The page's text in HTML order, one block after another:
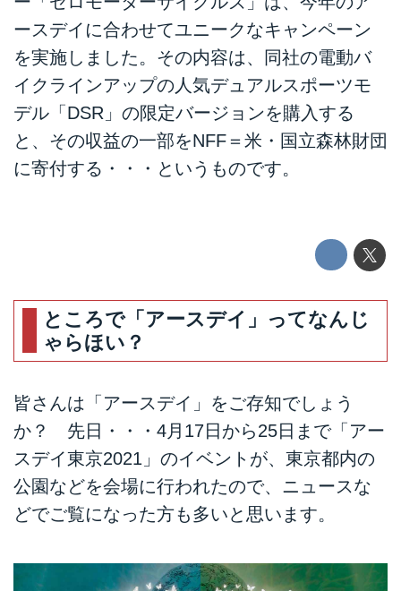
ースデイに合わせてユニークなキャンペーン
を実施しました。その内容は、同社の電動バ
イクラインアップの人気デュアルスポーツモ
デル「DSR」の限定バージョンを購入する
と、その収益の一部をNFF＝米・国立森林財団
に寄付する・・・というものです。
ところで「アースデイ」ってなんじ
ゃらほい？
皆さんは「アースデイ」をご存知でしょう
か？ 先日・・・4月17日から25日まで「アー
スデイ東京2021」 のイベントが、東京都内の
公園などを会場に行われたので、ニュースな
どでご覧になった方も多いと思います。